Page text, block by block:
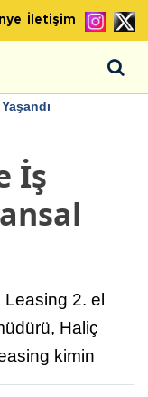
İletişim
İş
Leasing 2. el
Haliç
kimin